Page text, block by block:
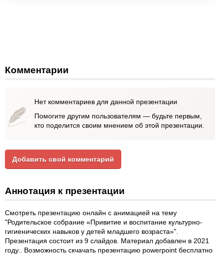
Комментарии
Нет комментариев для данной презентации
Помогите другим пользователям — будьте первым,
кто поделится своим мнением об этой презентации.
Добавить свой комментарий
Аннотация к презентации
Смотреть презентацию онлайн с анимацией на тему
"Родительское собрание «Привитие и воспитание культурно-
гигиенических навыков у детей младшего возраста»".
Презентация состоит из 9 слайдов. Материал добавлен в 2021
году.. Возможность скчачать презентацию powerpoint бесплатно